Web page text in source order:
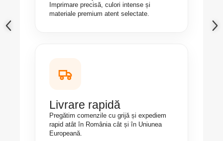
Imprimare precisă, culori intense și
materiale premium atent selectate.
Livrare rapidă
Pregătim comenzile cu grijă și expediem
rapid atât în România cât și în Uniunea
Europeană.